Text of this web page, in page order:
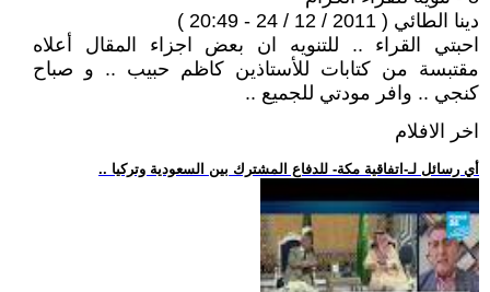
دينا الطائي ( 2011 / 12 / 24 - 20:49 )
احبتي القراء .. للتنويه ان بعض اجزاء المقال أعلاه
مقتبسة من كتابات للأستاذين كاظم حبيب .. و صباح
كنجي .. وافر مودتي للجميع ..
اخر الافلام
.. أي رسائل لـ-اتفاقية مكة- للدفاع المشترك بين السعودية وتركيا